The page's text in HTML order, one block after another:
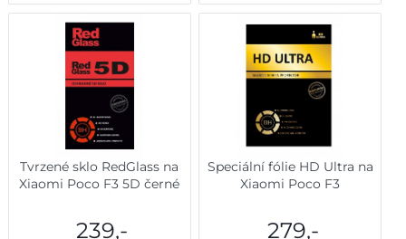
Tvrzené sklo RedGlass na
Xiaomi Poco F3 5D černé
239,-
Speciální fólie HD Ultra na
Xiaomi Poco F3
279,-